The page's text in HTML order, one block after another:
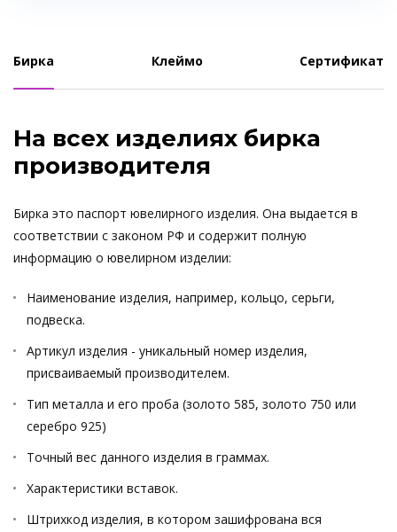
Бирка Клеймо Сертификат
На всех изделиях бирка
производителя
Бирка это паспорт ювелирного изделия. Она выдается в
соответствии с законом РФ и содержит полную
информацию о ювелирном изделии:
Наименование изделия, например, кольцо, серьги,
подвеска.
Артикул изделия - уникальный номер изделия,
присваиваемый производителем.
Тип металла и его проба (золото 585, золото 750 или
серебро 925)
Точный вес данного изделия в граммах.
Характеристики вставок.
Штрихкод изделия, в котором зашифрована вся